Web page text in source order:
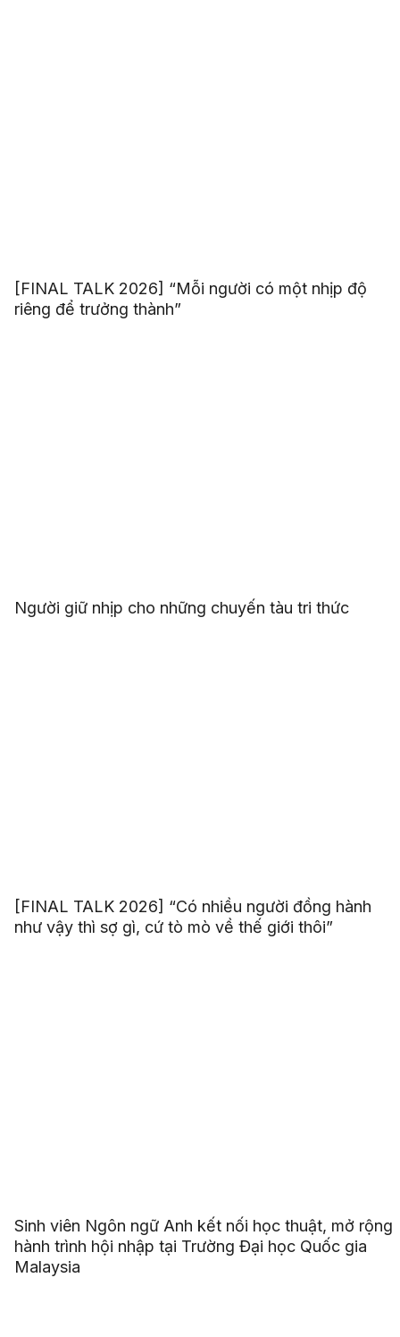
[FINAL TALK 2026] “Mỗi người có một nhịp độ
riêng để trưởng thành”
Người giữ nhịp cho những chuyến tàu tri thức
[FINAL TALK 2026] “Có nhiều người đồng hành
như vậy thì sợ gì, cứ tò mò về thế giới thôi”
Sinh viên Ngôn ngữ Anh kết nối học thuật, mở rộng
hành trình hội nhập tại Trường Đại học Quốc gia
Malaysia